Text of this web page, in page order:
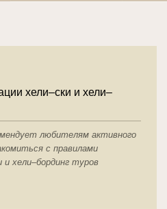
хели–ски и хели–
любителям активного
с правилами
и хели–бординг туров